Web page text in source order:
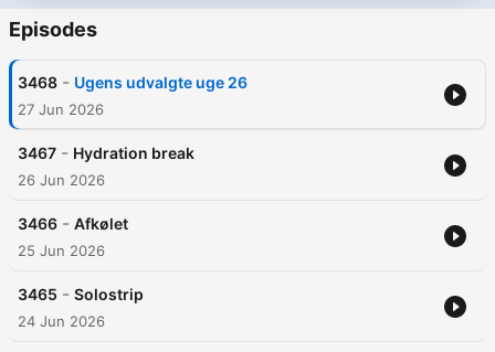
Episodes
3468 - Ugens udvalgte uge 26
27 Jun 2026
3467 - Hydration break
26 Jun 2026
3466 - Afkølet
25 Jun 2026
3465 - Solostrip
24 Jun 2026